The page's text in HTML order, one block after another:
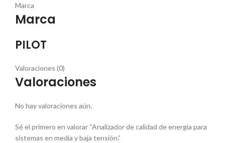
Marca
Marca
PILOT
Valoraciones (0)
Valoraciones
No hay valoraciones aún.
Sé el primero en valorar “Analizador de calidad de energía para
sistemas en medía y baja tensión.”